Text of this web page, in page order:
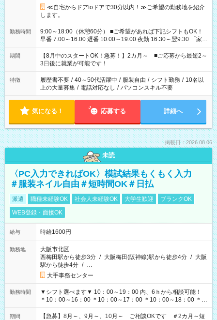
≪自宅からドアtoドアで30分以内！≫ご希望の勤務地を紹介
します。
勤務時間
9:00～18:00（休憩60分） ■ご希望があれば下記シフトもOK！
早番 7:00～16:00 遅番 10:00～19:00 夜勤 16:30～翌9:30 「家族
と休みを合わせたい」 「余裕を持って夕飯の準備がしたい」
「できれば残業はしたくない」 など、ご希望を教えてください
ね。 ※Wワーク希望の方へ 今ご覧のお仕事で希望する勤務時間
と、もう1つのお仕事の勤務時間。 合計で週40時間を超える場
合は応募できません。
期間
【8月中のスタートOK！急募！】2カ月～ ■ご応募から最短2～
3日後に就業が可能です！
特徴 履歴書不要 / 40～50代活躍中 / 服装自由 / シフト勤務 / 10名以
上の大量募集 / 電話対応なし / パソコンスキル不要
気になる！ 応募する 詳細へ
掲載日：2026.08.06
未読
〈PC入力できればOK〉模試結果もくもく入力
＃服装ネイル自由＃短時間OK＃日払
派遣 職種未経験OK 社会人未経験OK 大学生歓迎
ブランクOK
WEB登録・面接OK
給与 時給1600円
勤務地
大阪市北区
西梅田駅から徒歩3分 / 大阪梅田(阪神線)駅から徒歩4分 / 大阪
駅から徒歩4分 / …
大手事務センター
勤務時間
▼シフト選べます▼ 10：00～19：00 内、6ｈから相談可能！
＊10：00～16：00 ＊10：00～17：00 ＊10：00～18：00 ＊
11：00～19：00 ＊12：00～19：00 ＊13：00～19：00
期間
【急募】8月～、9月～、10月～ ご相談OKです ＃2カ月～短